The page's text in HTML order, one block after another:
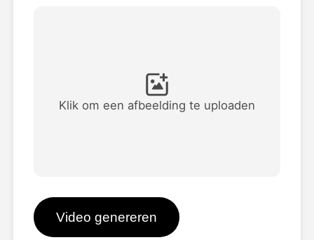
Andere instrumenten
Bekijk alle sjablonen
Blog
Klik om een afbeelding te uploaden
Video genereren